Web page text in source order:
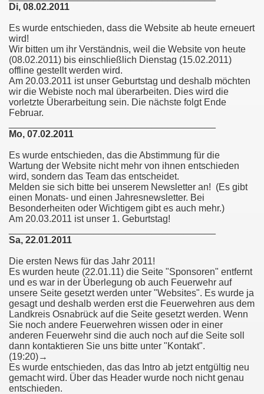
Di, 08.02.2011
Es wurde entschieden, dass die Website ab heute erneuert
wird!
Wir bitten um ihr Verständnis, weil die Website von heute
(08.02.2011) bis einschließlich Dienstag (15.02.2011)
offline gestellt werden wird.
Am 20.03.2011 ist unser Geburtstag und deshalb möchten
wir die Webiste noch mal überarbeiten. Dies wird die
vorletzte Überarbeitung sein. Die nächste folgt Ende
Februar.
Mo, 07.02.2011
Es wurde entschieden, das die Abstimmung für die
Wartung der Website nicht mehr von ihnen entschieden
wird, sondern das Team das entscheidet.
Melden sie sich bitte bei unserem Newsletter an! (Es gibt
einen Monats- und einen Jahresnewsletter. Bei
Besonderheiten oder Wichtigem gibt es auch mehr.)
Am 20.03.2011 ist unser 1. Geburtstag!
Sa, 22.01.2011
Die ersten News für das Jahr 2011!
Es wurden heute (22.01.11) die Seite "Sponsoren" entfernt
und es war in der Überlegung ob auch Feuerwehr auf
unsere Seite gesetzt werden unter "Websites". Es wurde ja
gesagt und deshalb werden erst die Feuerwehren aus dem
Landkreis Osnabrück auf die Seite gesetzt werden. Wenn
Sie noch andere Feuerwehren wissen oder in einer
anderen Feuerwehr sind die auch noch auf die Seite soll
dann kontaktieren Sie uns bitte unter "Kontakt".
(19:20)→
Es wurde entschieden, das das Intro ab jetzt entgültig neu
gemacht wird. Über das Header wurde noch nicht genau
entschieden.